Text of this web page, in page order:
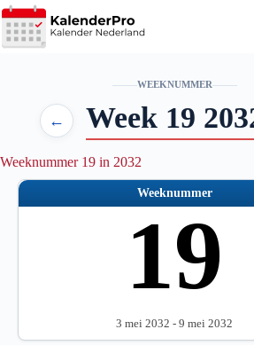
Ga
naar
de
WEEKNUMMER
← Week 19
Weeknummer 19 in 2032
Weeknummer
19
3 mei 2032 - 9 mei 2032